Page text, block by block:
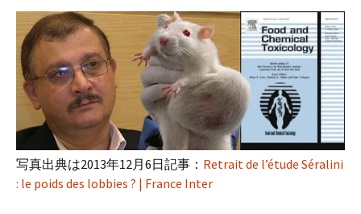
写真出典は2013年12月6日記事： Retrait de l’étude Séralini
: le poids des lobbies ? | France Inter